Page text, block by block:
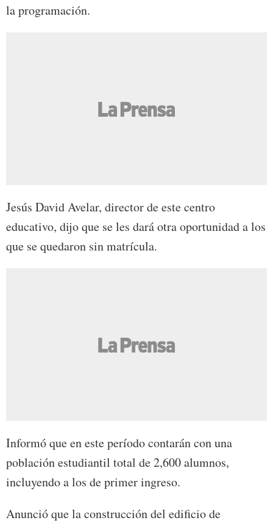
la programación.
Jesús David Avelar, director de este centro
educativo, dijo que se les dará otra oportunidad a los
que se quedaron sin matrícula.
Informó que en este período contarán con una
población estudiantil total de 2,600 alumnos,
incluyendo a los de primer ingreso.
Anunció que la construcción del edificio de